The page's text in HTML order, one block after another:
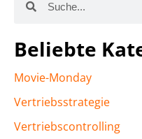
Beliebte
Movie-Monday
Vertriebsstrategie
Vertriebscontrolling